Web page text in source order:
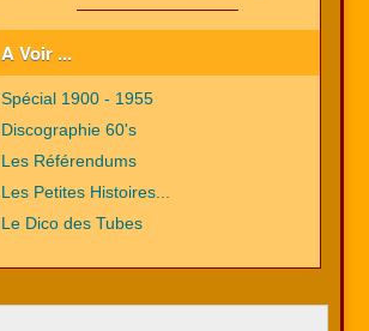
A Voir ...
Spécial 1900 - 1955
Discographie 60's
Les Référendums
Les Petites Histoires...
Le Dico des Tubes